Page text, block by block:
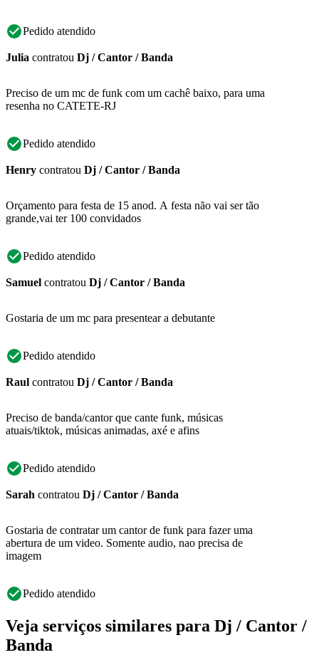
Pedido atendido
Julia contratou Dj / Cantor / Banda
Preciso de um mc de funk com um cachê baixo, para uma
resenha no CATETE-RJ
Pedido atendido
Henry contratou Dj / Cantor / Banda
Orçamento para festa de 15 anod. A festa não vai ser tão
grande,vai ter 100 convidados
Pedido atendido
Samuel contratou Dj / Cantor / Banda
Gostaria de um mc para presentear a debutante
Pedido atendido
Raul contratou Dj / Cantor / Banda
Preciso de banda/cantor que cante funk, músicas
atuais/tiktok, músicas animadas, axé e afins
Pedido atendido
Sarah contratou Dj / Cantor / Banda
Gostaria de contratar um cantor de funk para fazer uma
abertura de um video. Somente audio, nao precisa de
imagem
Pedido atendido
Veja serviços similares para Dj / Cantor /
Banda